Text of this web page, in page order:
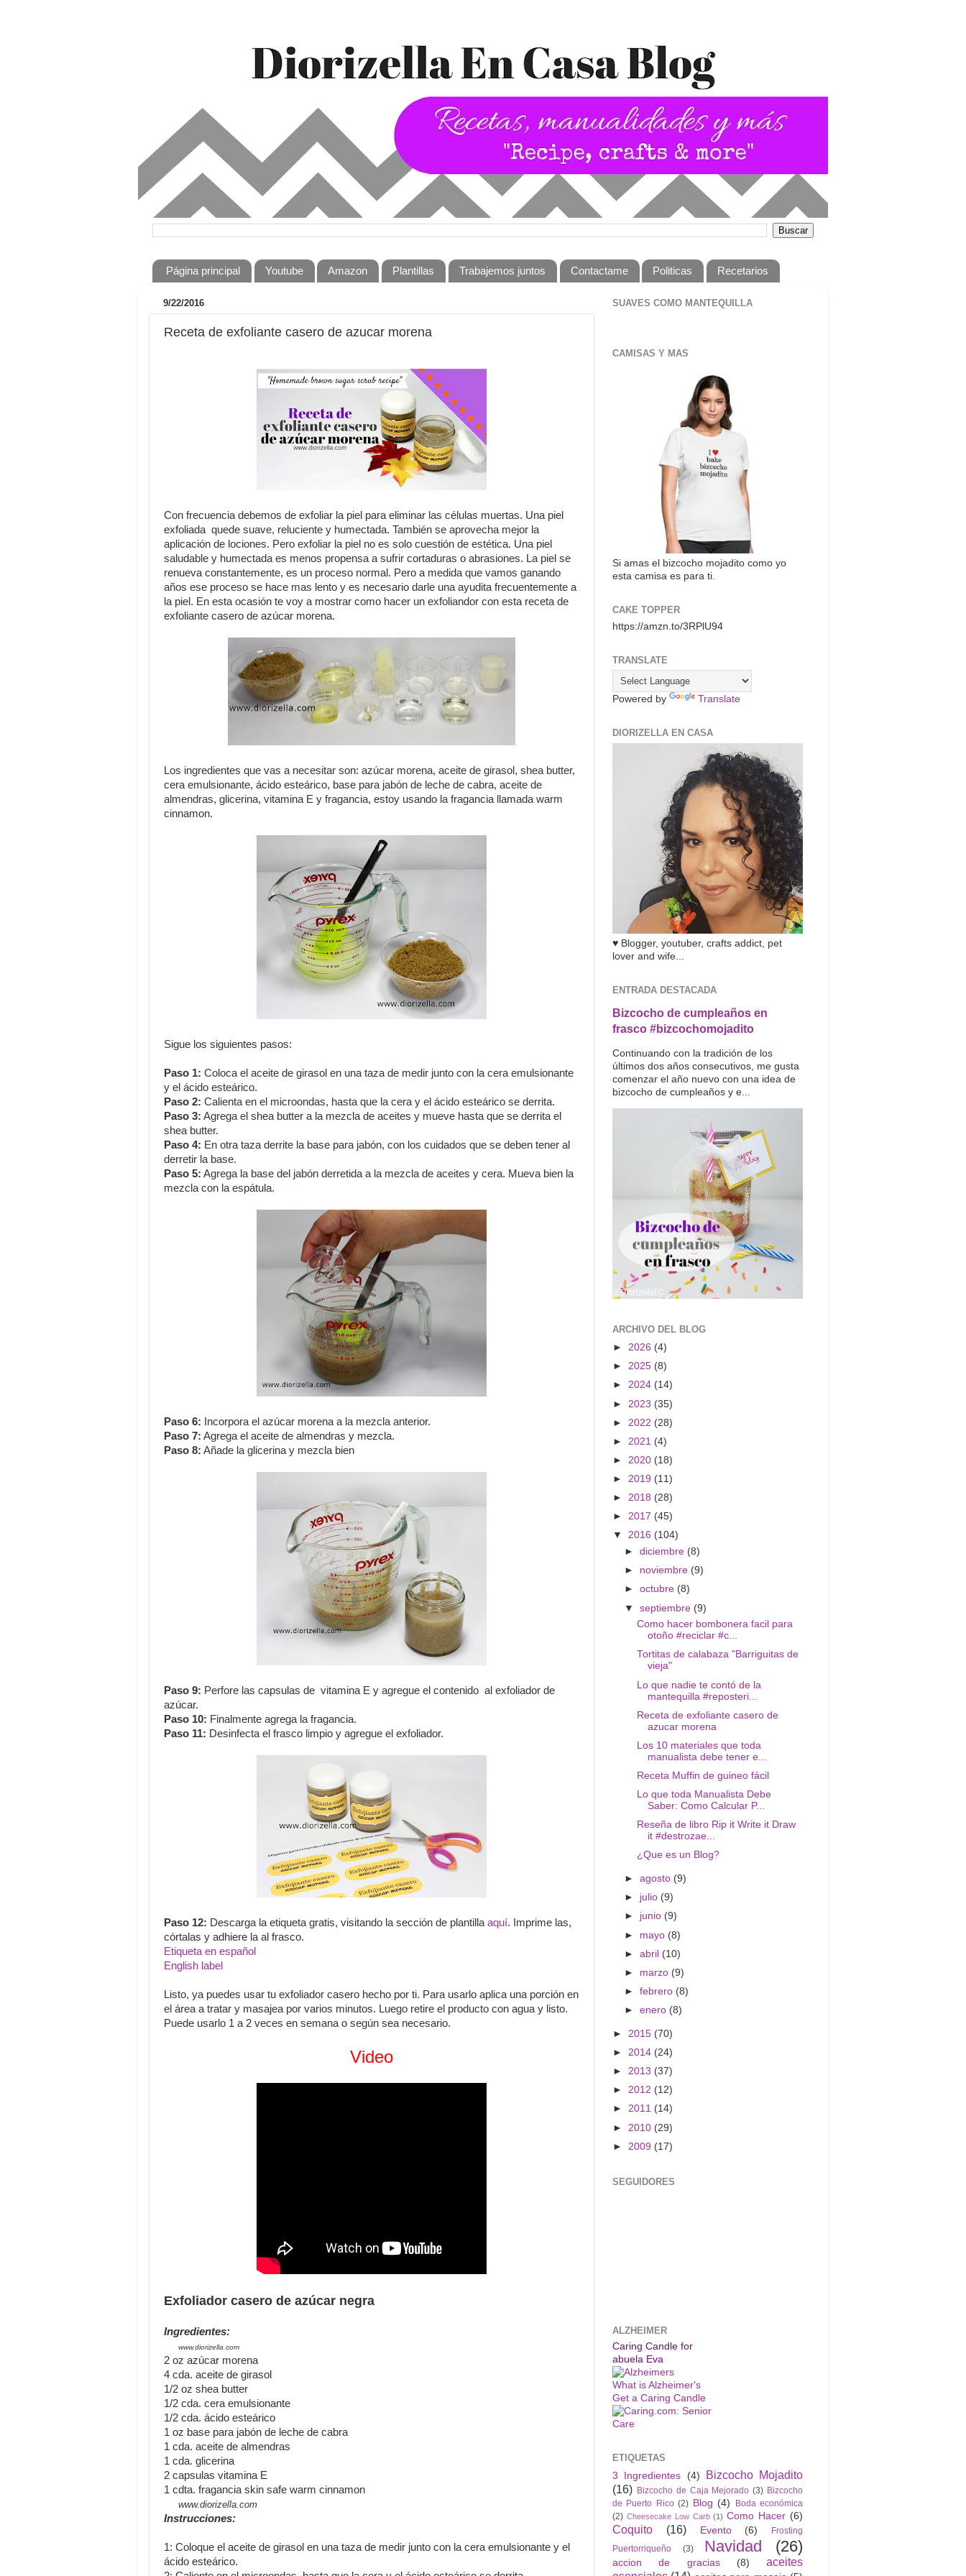
Página principal Youtube Amazon Plantillas Trabajemos juntos Contactame Politicas Recetarios
9/22/2016
Receta de exfoliante casero de azucar morena
Con frecuencia debemos de exfoliar la piel para eliminar las células muertas. Una piel
exfoliada quede suave, reluciente y humectada. También se aprovecha mejor la
aplicación de lociones. Pero exfoliar la piel no es solo cuestión de estética. Una piel
saludable y humectada es menos propensa a sufrir cortaduras o abrasiones. La piel se
renueva constantemente, es un proceso normal. Pero a medida que vamos ganando
años ese proceso se hace mas lento y es necesario darle una ayudita frecuentemente a
la piel. En esta ocasión te voy a mostrar como hacer un exfoliandor con esta receta de
exfoliante casero de azúcar morena.
Los ingredientes que vas a necesitar son: azúcar morena, aceite de girasol, shea butter,
cera emulsionante, ácido esteárico, base para jabón de leche de cabra, aceite de
almendras, glicerina, vitamina E y fragancia, estoy usando la fragancia llamada warm
cinnamon.
Sigue los siguientes pasos:
Paso 1: Coloca el aceite de girasol en una taza de medir junto con la cera emulsionante
y el ácido esteárico.
Paso 2: Calienta en el microondas, hasta que la cera y el ácido esteárico se derrita.
Paso 3: Agrega el shea butter a la mezcla de aceites y mueve hasta que se derrita el
shea butter.
Paso 4: En otra taza derrite la base para jabón, con los cuidados que se deben tener al
derretir la base.
Paso 5: Agrega la base del jabón derretida a la mezcla de aceites y cera. Mueva bien la
mezcla con la espátula.
Paso 6: Incorpora el azúcar morena a la mezcla anterior.
Paso 7: Agrega el aceite de almendras y mezcla.
Paso 8: Añade la glicerina y mezcla bien
Paso 9: Perfore las capsulas de vitamina E y agregue el contenido al exfoliador de
azúcar.
Paso 10: Finalmente agrega la fragancia.
Paso 11: Desinfecta el frasco limpio y agregue el exfoliador.
Paso 12: Descarga la etiqueta gratis, visitando la sección de plantilla aquí. Imprime las,
córtalas y adhiere la al frasco.
Etiqueta en español
English label
Listo, ya puedes usar tu exfoliador casero hecho por ti. Para usarlo aplica una porción en
el área a tratar y masajea por varios minutos. Luego retire el producto con agua y listo.
Puede usarlo 1 a 2 veces en semana o según sea necesario.
Video
Exfoliador casero de azúcar negra
Ingredientes:
www.diorizella.com
2 oz azúcar morena
4 cda. aceite de girasol
1/2 oz shea butter
1/2 cda. cera emulsionante
1/2 cda. ácido esteárico
1 oz base para jabón de leche de cabra
1 cda. aceite de almendras
1 cda. glicerina
2 capsulas vitamina E
1 cdta. fragancia skin safe warm cinnamon
www.diorizella.com
Instrucciones:
1: Coloque el aceite de girasol en una taza de medir junto con la cera emulsionante y el
ácido esteárico.
SUAVES COMO MANTEQUILLA
CAMISAS Y MAS
Si amas el bizcocho mojadito como yo
esta camisa es para ti.
CAKE TOPPER
https://amzn.to/3RPlU94
TRANSLATE
Powered by Translate
DIORIZELLA EN CASA
♥ Blogger, youtuber, crafts addict, pet
lover and wife...
ENTRADA DESTACADA
Bizcocho de cumpleaños en
frasco #bizcochomojadito
Continuando con la tradición de los
últimos dos años consecutivos, me gusta
comenzar el año nuevo con una idea de
bizcocho de cumpleaños y e...
ARCHIVO DEL BLOG
► 2026 (4)
► 2025 (8)
► 2024 (14)
► 2023 (35)
► 2022 (28)
► 2021 (4)
► 2020 (18)
► 2019 (11)
► 2018 (28)
► 2017 (45)
▼ 2016 (104)
►diciembre (8)
► noviembre (9)
►octubre (8)
▼septiembre (9)
Como hacer bombonera facil para
otoño #reciclar #c...
Tortitas de calabaza "Barriguitas de
vieja"
Lo que nadie te contó de la
mantequilla #reposteri...
Receta de exfoliante casero de
azucar morena
Los 10 materiales que toda
manualista debe tener e...
Receta Muffin de guineo fácil
Lo que toda Manualista Debe
Saber: Como Calcular P...
Reseña de libro Rip it Write it Draw
it #destrozae...
¿Que es un Blog?
►agosto (9)
► julio (9)
► junio (9)
► mayo (8)
►abril (10)
► marzo (9)
►febrero (8)
►enero (8)
► 2015 (70)
► 2014 (24)
► 2013 (37)
► 2012 (12)
► 2011 (14)
► 2010 (29)
► 2009 (17)
SEGUIDORES
ALZHEIMER
Caring Candle for
abuela Eva
What is Alzheimer's
Get a Caring Candle
ETIQUETAS
3 Ingredientes
(4)
Bizcocho Mojadito
(16) Bizcocho de Caja Mejorado (3) Bizcocho
de Puerto Rico (2) Blog (4)
Boda económica
(2) Cheesecake Low Carb (1) Como Hacer (6)
Coquito (16) Evento (6)
Frosting
Puertorriqueño
(3) Navidad (26)
accion de gracias (8)
aceites